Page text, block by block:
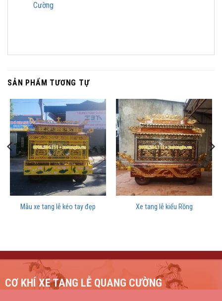
Cường
SẢN PHẨM TƯƠNG TỰ
Mẫu xe tang lễ kéo tay đẹp Xe tang lễ kiểu Rồng
CƠ KHÍ XE TANG LỄ QUANG CƯỜNG